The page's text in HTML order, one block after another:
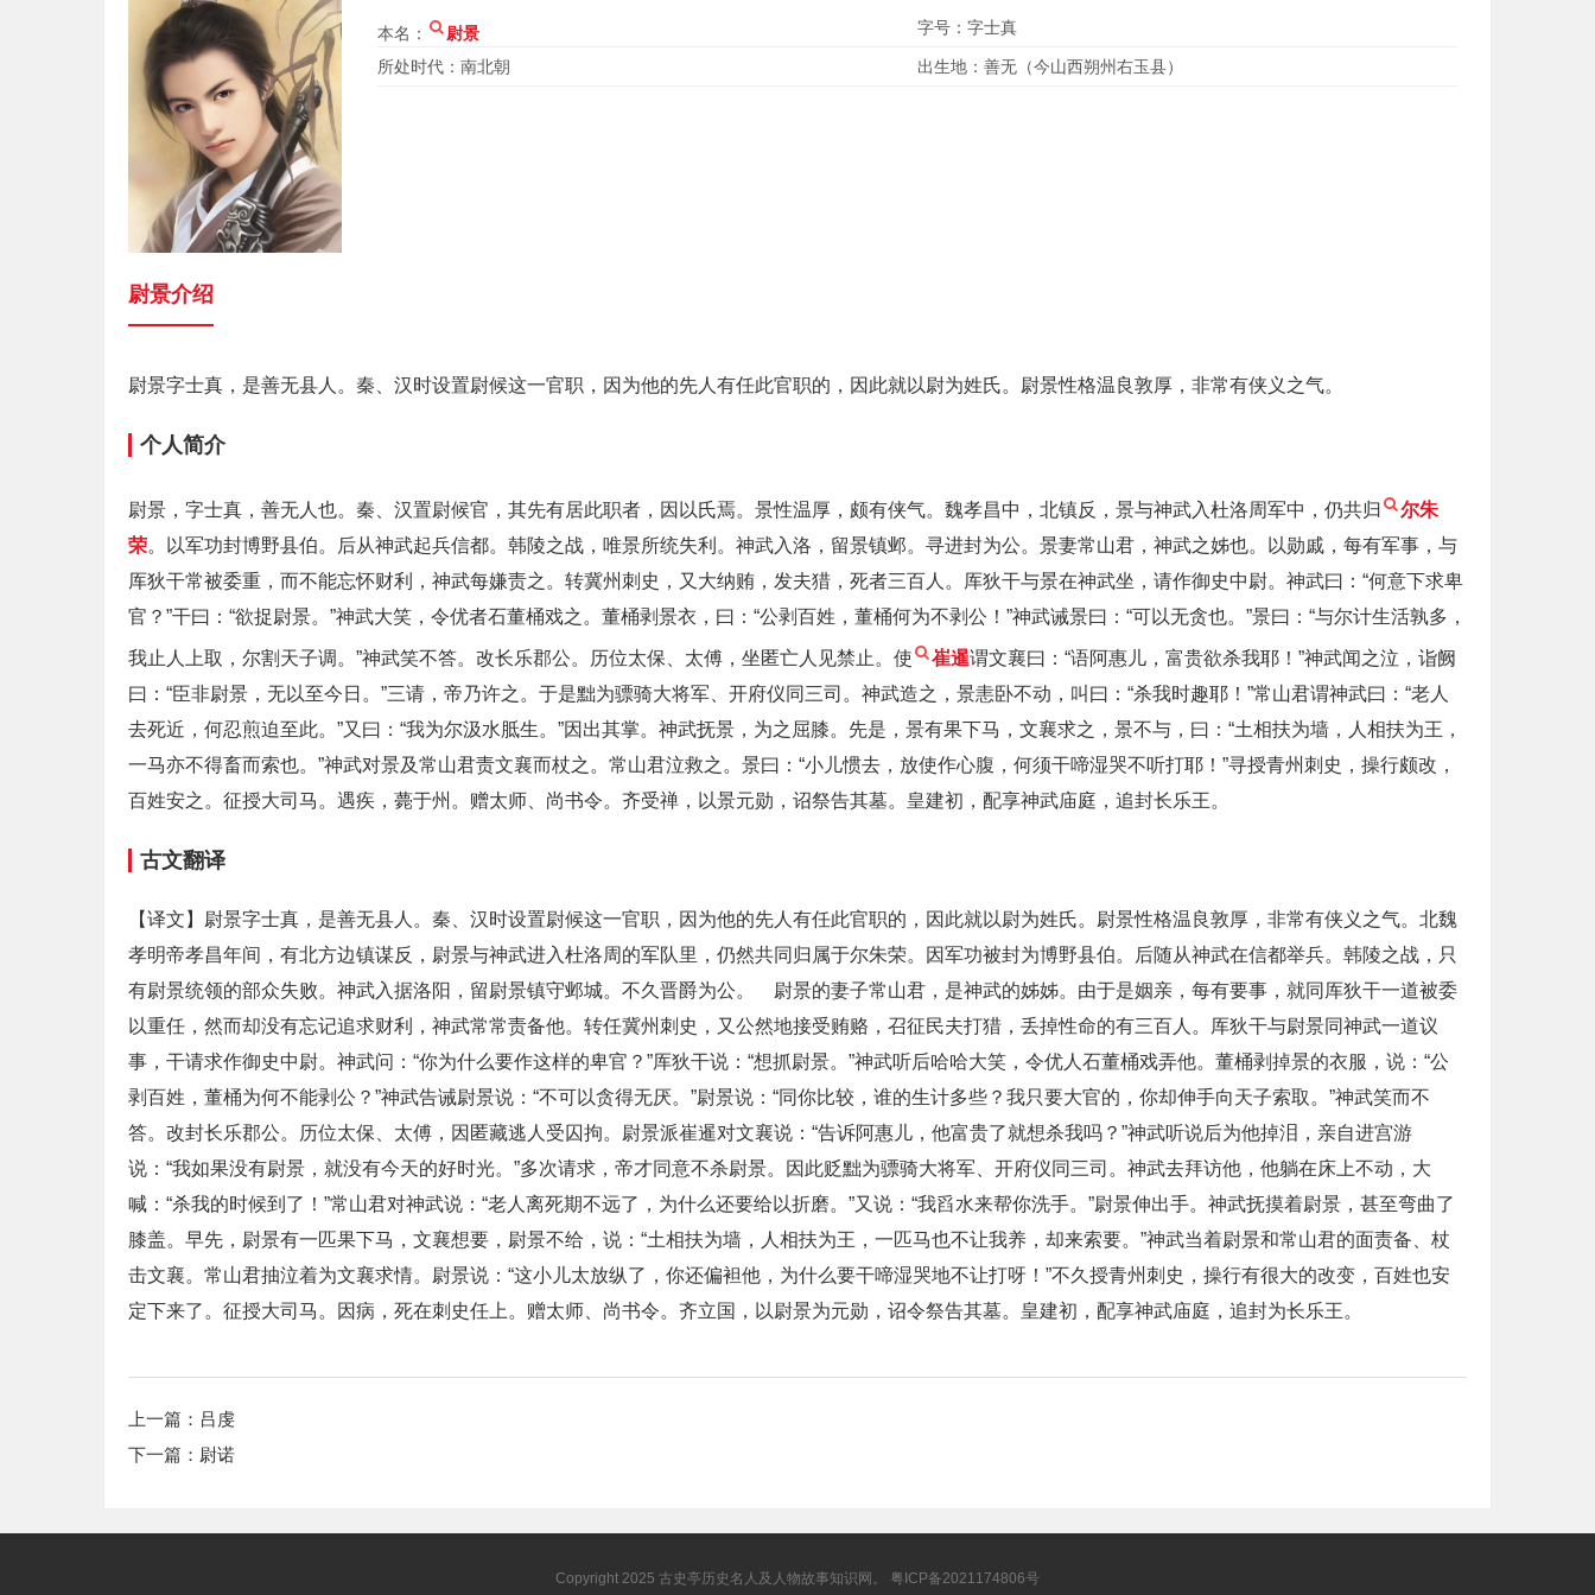
本名： 尉景 字号：字士真
所处时代：南北朝 出生地：善无（今山西朔州右玉县）
尉景介绍
尉景字士真，是善无县人。秦、汉时设置尉候这一官职，因为他的先人有任此官职的，因此就以尉为姓氏。尉景性格温良敦厚，非常有侠义之气。
个人简介
尉景，字士真，善无人也。秦、汉置尉候官，其先有居此职者，因以氏焉。景性温厚，颇有侠气。魏孝昌中，北镇反，景与神武入杜洛周军中，仍共归
尔朱
荣。以军功封博野县伯。后从神武起兵信都。韩陵之战，唯景所统失利。神武入洛，留景镇邺。寻进封为公。景妻常山君，神武之姊也。以勋戚，每有军事，与
厍狄干常被委重，而不能忘怀财利，神武每嫌责之。转冀州刺史，又大纳贿，发夫猎，死者三百人。厍狄干与景在神武坐，请作御史中尉。神武曰：“何意下求卑
官？”干曰：“欲捉尉景。”神武大笑，令优者石董桶戏之。董桶剥景衣，曰：“公剥百姓，董桶何为不剥公！”神武诫景曰：“可以无贪也。”景曰：“与尔计生活孰多，
我止人上取，尔割天子调。”神武笑不答。改长乐郡公。历位太保、太傅，坐匿亡人见禁止。使 崔暹谓文襄曰：“语阿惠儿，富贵欲杀我耶！”神武闻之泣，诣阙
曰：“臣非尉景，无以至今日。”三请，帝乃许之。于是黜为骠骑大将军、开府仪同三司。神武造之，景恚卧不动，叫曰：“杀我时趣耶！”常山君谓神武曰：“老人
去死近，何忍煎迫至此。”又曰：“我为尔汲水胝生。”因出其掌。神武抚景，为之屈膝。先是，景有果下马，文襄求之，景不与，曰：“土相扶为墙，人相扶为王，
一马亦不得畜而索也。”神武对景及常山君责文襄而杖之。常山君泣救之。景曰：“小儿惯去，放使作心腹，何须干啼湿哭不听打耶！”寻授青州刺史，操行颇改，
百姓安之。征授大司马。遇疾，薨于州。赠太师、尚书令。齐受禅，以景元勋，诏祭告其墓。皇建初，配享神武庙庭，追封长乐王。
古文翻译
【译文】尉景字士真，是善无县人。秦、汉时设置尉候这一官职，因为他的先人有任此官职的，因此就以尉为姓氏。尉景性格温良敦厚，非常有侠义之气。北魏
孝明帝孝昌年间，有北方边镇谋反，尉景与神武进入杜洛周的军队里，仍然共同归属于尔朱荣。因军功被封为博野县伯。后随从神武在信都举兵。韩陵之战，只
有尉景统领的部众失败。神武入据洛阳，留尉景镇守邺城。不久晋爵为公。 尉景的妻子常山君，是神武的姊姊。由于是姻亲，每有要事，就同厍狄干一道被委
以重任，然而却没有忘记追求财利，神武常常责备他。转任冀州刺史，又公然地接受贿赂，召征民夫打猎，丢掉性命的有三百人。厍狄干与尉景同神武一道议
事，干请求作御史中尉。神武问：“你为什么要作这样的卑官？”厍狄干说：“想抓尉景。”神武听后哈哈大笑，令优人石董桶戏弄他。董桶剥掉景的衣服，说：“公
剥百姓，董桶为何不能剥公？”神武告诫尉景说：“不可以贪得无厌。”尉景说：“同你比较，谁的生计多些？我只要大官的，你却伸手向天子索取。”神武笑而不
答。改封长乐郡公。历位太保、太傅，因匿藏逃人受囚拘。尉景派崔暹对文襄说：“告诉阿惠儿，他富贵了就想杀我吗？”神武听说后为他掉泪，亲自进宫游
说：“我如果没有尉景，就没有今天的好时光。”多次请求，帝才同意不杀尉景。因此贬黜为骠骑大将军、开府仪同三司。神武去拜访他，他躺在床上不动，大
喊：“杀我的时候到了！”常山君对神武说：“老人离死期不远了，为什么还要给以折磨。”又说：“我舀水来帮你洗手。”尉景伸出手。神武抚摸着尉景，甚至弯曲了
膝盖。早先，尉景有一匹果下马，文襄想要，尉景不给，说：“土相扶为墙，人相扶为王，一匹马也不让我养，却来索要。”神武当着尉景和常山君的面责备、杖
击文襄。常山君抽泣着为文襄求情。尉景说：“这小儿太放纵了，你还偏袒他，为什么要干啼湿哭地不让打呀！”不久授青州刺史，操行有很大的改变，百姓也安
定下来了。征授大司马。因病，死在刺史任上。赠太师、尚书令。齐立国，以尉景为元勋，诏令祭告其墓。皇建初，配享神武庙庭，追封为长乐王。
上一篇： 吕虔
下一篇： 尉诺
Copyright 2025 古史亭历史名人及人物故事知识网。 粤ICP备2021174806号